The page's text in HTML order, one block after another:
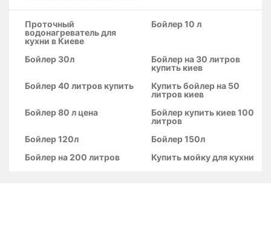
Проточный
водонагреватель для
кухни в Киеве
Бойлер 10 л
Бойлер 30л
Бойлер на 30 литров
купить киев
Бойлер 40 литров купить
Купить бойлер на 50
литров киев
Бойлер 80 л цена
Бойлер купить киев 100
литров
Бойлер 120л
Бойлер 150л
Бойлер на 200 литров
Купить мойку для кухни